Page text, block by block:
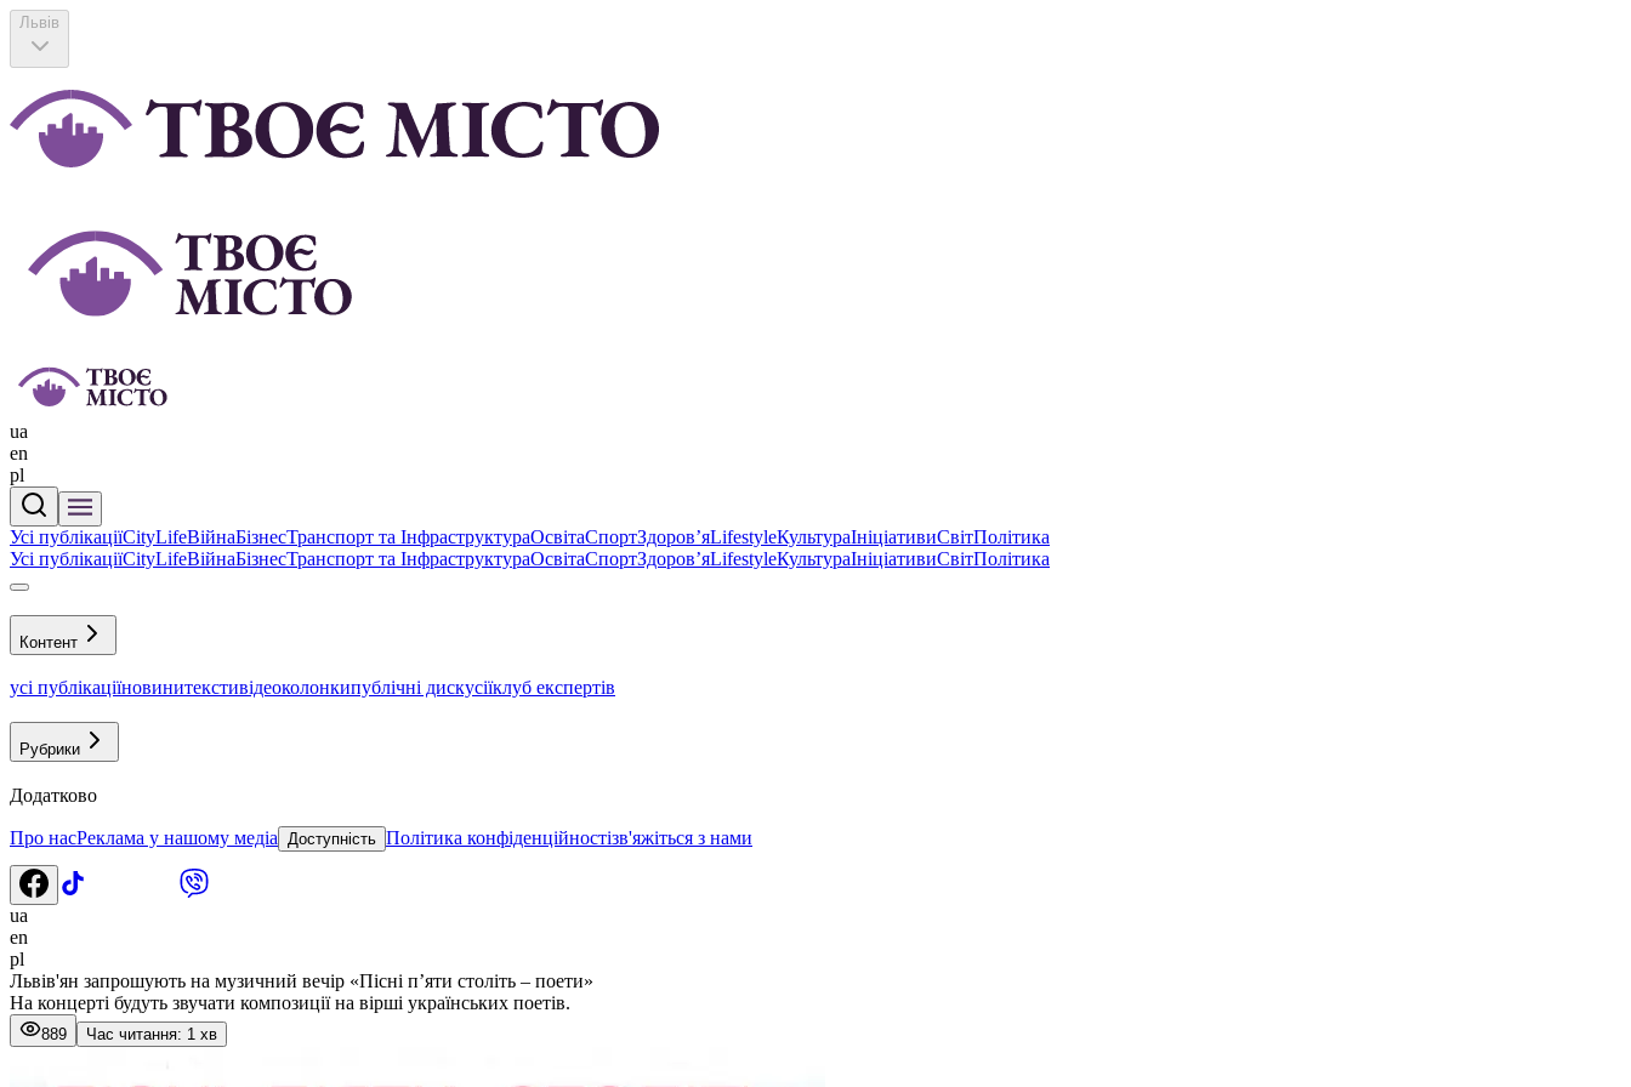
Львів
ua
en
pl
Усі публікаціїCityLifeВійнаБізнесТранспорт та ІнфраструктураОсвітаСпортЗдоровʼяLifestyleКультураІніціативиСвітПолітика
Усі публікаціїCityLifeВійнаБізнесТранспорт та ІнфраструктураОсвітаСпортЗдоровʼяLifestyleКультураІніціативиСвітПолітика
Контент
усі публікаціїновинитекстивідеоколонкипублічні дискусіїклуб експертів
Рубрики
Додатково
Про насРеклама у нашому медіа Доступність Політика конфіденційностізв'яжіться з нами
ua
en
pl
Львів'ян запрошують на музичний вечір «Пісні п’яти століть – поети»
На концерті будуть звучати композиції на вірші українських поетів.
889 Час читання: 1 хв